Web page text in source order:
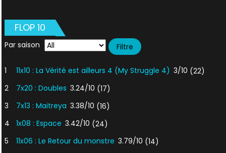
FLOP 10
Par saison
1 11x10 : La Vérité est ailleurs 4 (My Struggle 4) 3/10 (22)
2
7x20 : Doubles 3.24/10 (17)
3
7x13 : Maitreya 3.38/10 (16)
4
1x08 : Espace 3.42/10 (24)
5
11x06 : Le Retour du monstre 3.79/10 (14)